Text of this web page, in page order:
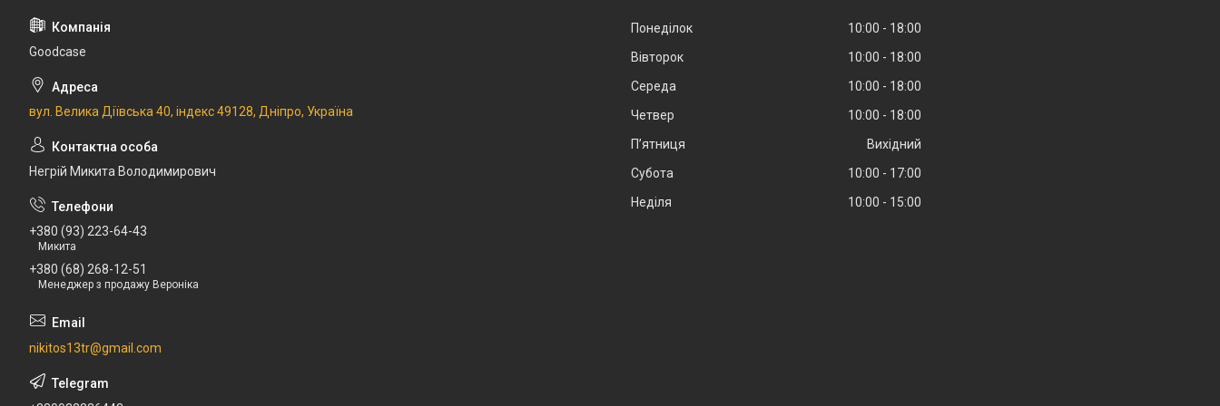
Goodcase
вул. Велика Діївська 40, індекс 49128, Дніпро, Україна
Негрій Микита Володимирович
+380 (93) 223-64-43
Микита
+380 (68) 268-12-51
Менеджер з продажу Вероніка
nikitos13tr@gmail.com
Понеділок 10:00
18:00
Вівторок
10:00
18:00
Середа
10:00
18:00
Четвер
10:00
18:00
Пʼятниця
Вихідний
Субота
10:00
17:00
Неділя
10:00 15:00